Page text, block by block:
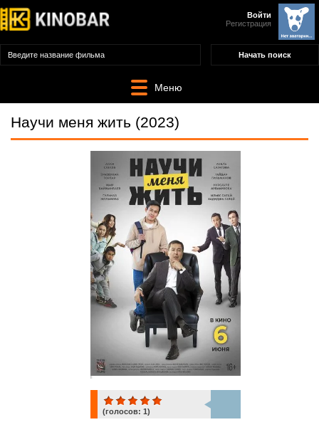
Войти
Регистрация
Меню
Научи меня жить (2023)
(голосов: 1)